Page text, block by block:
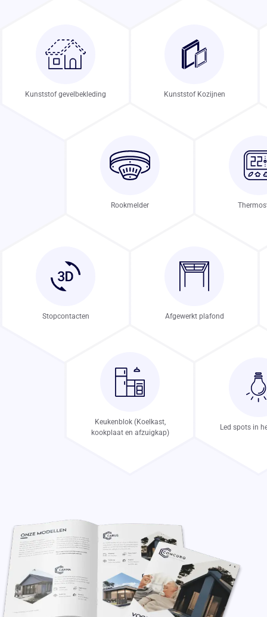
Kunststof gevelbekleding Kunststof Kozijnen
Rookmelder
Stopcontacten Afgewerkt plafond
Keukenblok (Koelkast,
kookplaat en afzuigkap)
Led spots in